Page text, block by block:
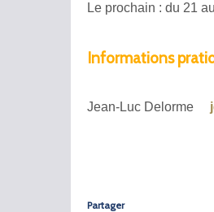
Le prochain : du 21
Informations
Jean-Luc Delorme
Partager